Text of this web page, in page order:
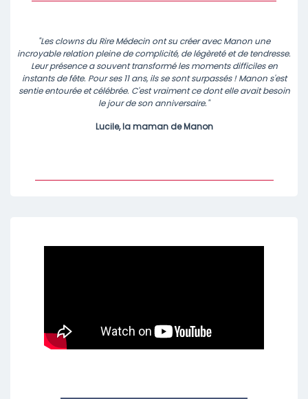
"Les clowns du Rire Médecin ont su créer avec Manon une
incroyable relation pleine de complicité, de légèreté et de tendresse.
Leur présence a souvent transformé les moments difficiles en
instants de fête. Pour ses 11 ans, ils se sont surpassés ! Manon s'est
sentie entourée et célébrée. C'est vraiment ce dont elle avait besoin
le jour de son anniversaire."
Lucile, la maman de Manon